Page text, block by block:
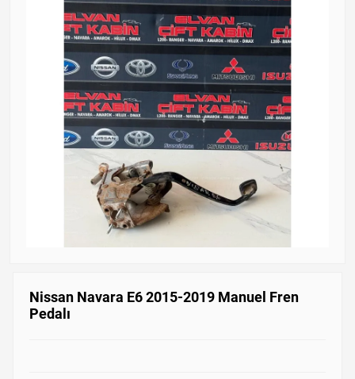
Nissan Navara E6 2015-2019 Manuel Fren
Pedalı